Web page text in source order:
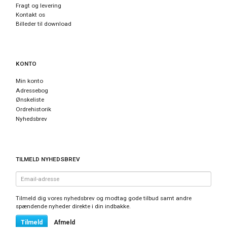
Fragt og levering
Kontakt os
Billeder til download
KONTO
Min konto
Adressebog
Ønskeliste
Ordrehistorik
Nyhedsbrev
TILMELD NYHEDSBREV
adresse
Tilmeld dig vores nyhedsbrev og modtag gode tilbud samt andre
spændende nyheder direkte i din indbakke.
Tilmeld Afmeld